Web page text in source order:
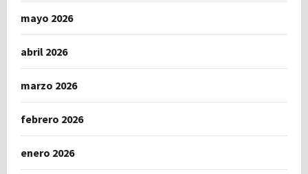
mayo 2026
abril 2026
marzo 2026
febrero 2026
enero 2026